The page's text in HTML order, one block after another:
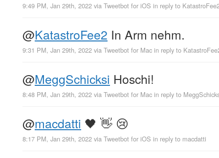
9:49 PM, Jan 29th, 2022 via Tweetbot for iΟS in reply to
@KatastroFee2 In Arm nehm.
9:31 PM, Jan 29th, 2022 via Tweetbot for Mac in reply to
@MeggSchicksi Hoschi!
8:48 PM, Jan 29th, 2022 via Tweetbot for Mac in reply to
@macdatti 🖤 👋 😢
8:17 PM, Jan 29th, 2022 via Tweetbot for iΟS in reply to macdatti